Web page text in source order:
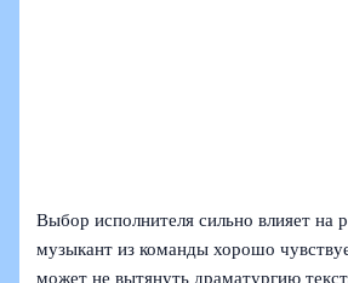
Выбор исполнителя сильно влияет на
музыкант из команды хорошо
может не вытянуть драматургию